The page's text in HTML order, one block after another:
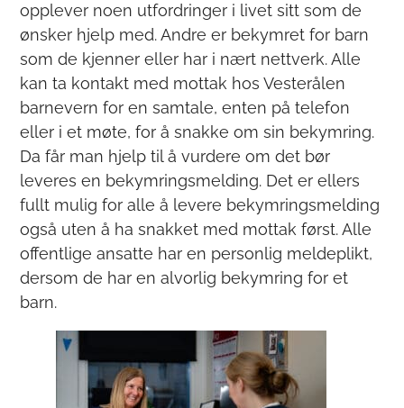
opplever noen utfordringer i livet sitt som de
ønsker hjelp med. Andre er bekymret for barn
som de kjenner eller har i nært nettverk. Alle
kan ta kontakt med mottak hos Vesterålen
barnevern for en samtale, enten på telefon
eller i et møte, for å snakke om sin bekymring.
Da får man hjelp til å vurdere om det bør
leveres en bekymringsmelding. Det er ellers
fullt mulig for alle å levere bekymringsmelding
også uten å ha snakket med mottak først. Alle
offentlige ansatte har en personlig meldeplikt,
dersom de har en alvorlig bekymring for et
barn.